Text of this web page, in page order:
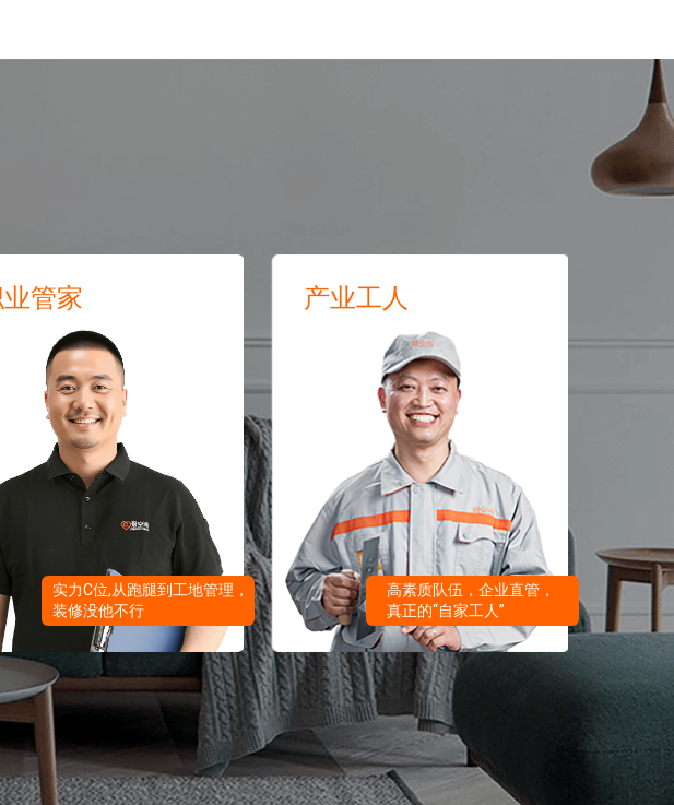
管家
实力C位,从跑腿到工地管理，
装修没他不行
产业工人
高素质队伍，企业直管，
真正的“自家工人”
家工期
咨询设计师